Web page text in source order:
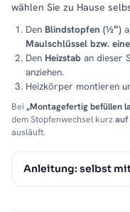
wählen Sie zu Hause
Den Blindstopfen (½″)
Maulschlüssel bzw.
Den Heizstab an dieser
anziehen.
Heizkörper montieren
Bei „Montagefertig befüllen
dem Stopfenwechsel kurzauf
ausläuft.
Anleitung: selbst